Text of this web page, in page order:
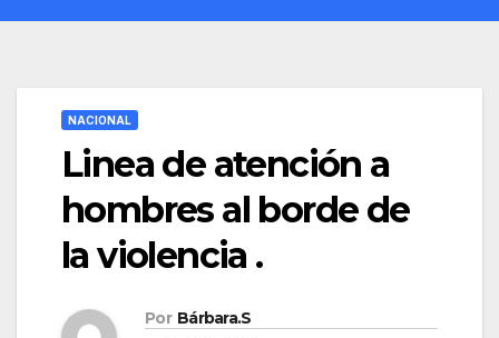
NACIONAL
Linea de atención a
hombres al borde de
la violencia .
Por Bárbara.S